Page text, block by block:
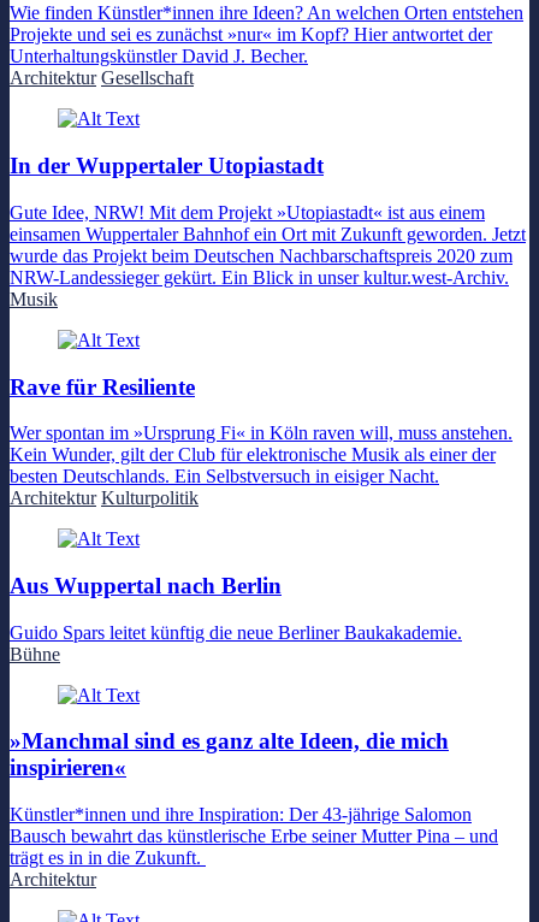
Wie finden Künstler*innen ihre Ideen? An welchen Orten entstehen
Projekte und sei es zunächst »nur« im Kopf? Hier antwortet der
Unterhaltungskünstler David J. Becher.
Architektur Gesellschaft
In der Wuppertaler Utopiastadt
Gute Idee, NRW! Mit dem Projekt »Utopiastadt« ist aus einem
einsamen Wuppertaler Bahnhof ein Ort mit Zukunft geworden. Jetzt
wurde das Projekt beim Deutschen Nachbarschaftspreis 2020 zum
NRW-Landessieger gekürt. Ein Blick in unser kultur.west-Archiv.
Musik
Rave für Resiliente
Wer spontan im »Ursprung Fi« in Köln raven will, muss anstehen.
Kein Wunder, gilt der Club für elektronische Musik als einer der
besten Deutschlands. Ein Selbstversuch in eisiger Nacht.
Architektur Kulturpolitik
Aus Wuppertal nach Berlin
Guido Spars leitet künftig die neue Berliner Baukakademie.
Bühne
»Manchmal sind es ganz alte Ideen, die mich
inspirieren«
Künstler*innen und ihre Inspiration: Der 43-jährige Salomon
Bausch bewahrt das künstlerische Erbe seiner Mutter Pina – und
trägt es in in die Zukunft.
Architektur